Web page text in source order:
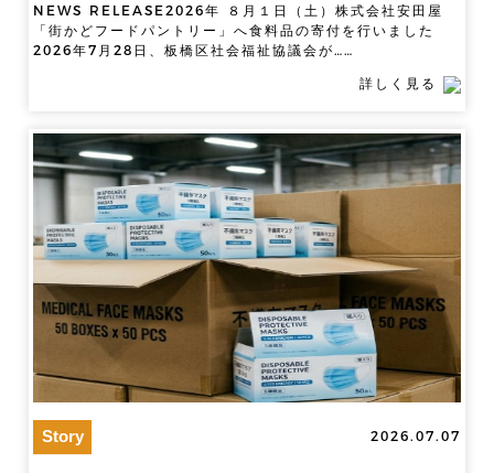
NEWS RELEASE2026年 ８月１日（土）株式会社安田屋
「街かどフードパントリー」へ食料品の寄付を行いました
2026年7月28日、板橋区社会福祉協議会が……
詳しく見る
Story 2026.07.07